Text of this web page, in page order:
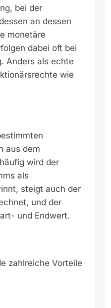
bei der
an dessen
monetäre
dabei oft bei
Anders als echte
wie
aus dem
wird der
als
steigt auch der
und der
und Endwert.
zahlreiche Vorteile